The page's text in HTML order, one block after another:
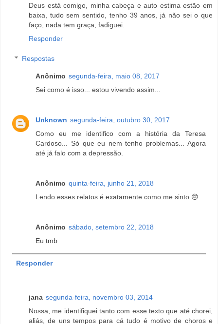
Deus está comigo, minha cabeça e auto estima estão em
baixa, tudo sem sentido, tenho 39 anos, já não sei o que
faço, nada tem graça, fadiguei.
Responder
Respostas
Anônimo segunda-feira, maio 08, 2017
Sei como é isso... estou vivendo assim...
Unknown segunda-feira, outubro 30, 2017
Como eu me identifico com a história da Teresa
Cardoso... Só que eu nem tenho problemas... Agora
até já falo com a depressão.
Anônimo quinta-feira, junho 21, 2018
Lendo esses relatos é exatamente como me sinto 😔
Anônimo sábado, setembro 22, 2018
Eu tmb
Responder
jana segunda-feira, novembro 03, 2014
Nossa, me identifiquei tanto com esse texto que até chorei,
aliás, de uns tempos para cá tudo é motivo de choros e